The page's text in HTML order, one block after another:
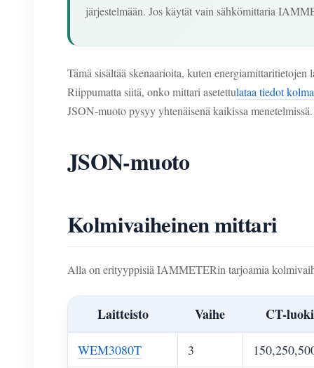
järjestelmään. Jos käytät vain sähkömittaria
Tämä sisältää skenaarioita, kuten
Riippumatta siitä, onko mittari asetettulataa tiedot
JSON-muoto pysyy yhtenäisenä kaikissa menetelmissä.
JSON-muoto
Kolmivaiheinen mittari
Alla on erityyppisiä IAMMETERin tarjoamia
Laitteisto Vaihe CT-
WEM3080T 3